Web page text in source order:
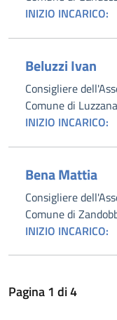
INIZIO INCARICO:
Beluzzi Ivan
Consigliere
Comune di Luzzana
INIZIO INCARICO:
Bena Mattia
Consigliere
Comune di
INIZIO INCARICO:
Pagina1 di4